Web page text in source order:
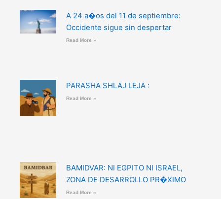
A 24 a�os del 11 de septiembre:
Occidente sigue sin despertar
Read More »
PARASHA SHLAJ LEJA :
Read More »
BAMIDVAR: NI EGPITO NI ISRAEL,
ZONA DE DESARROLLO PR�XIMO
Read More »